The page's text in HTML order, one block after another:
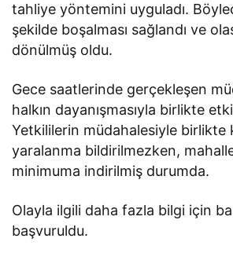
tahliye yöntemini uyguladı.
şekilde boşalması sağlandı ve
dönülmüş oldu.
Gece saatlerinde gerçekleşen
halkın dayanışmasıyla birlikte
Yetkililerin müdahalesiyle birlikte
yaralanma bildirilmezken,
minimuma indirilmiş durumda.
Olayla ilgili daha fazla bilgi için
başvuruldu.